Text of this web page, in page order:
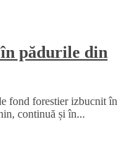
pădurile din
fond forestier izbucnit în
continuă și în...